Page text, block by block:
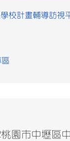
校計畫輔導訪視
園市中壢區